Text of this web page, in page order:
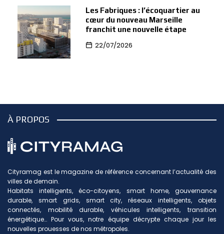
Les Fabriques : l’écoquartier au
cœur du nouveau Marseille
franchit une nouvelle étape
22/07/2026
À PROPOS
Cityramag est le magazine de référence concernant l’actualité des
villes de demain.
Habitats intelligents, éco-citoyens, smart home, gouvernance
durable, smart grids, smart city, réseaux intelligents, objets
connectés, mobilité durable, véhicules intelligents, transition
énergétique… Pour vous, notre équipe décrypte chaque jour les
nouvelles prouesses de nos métropoles.